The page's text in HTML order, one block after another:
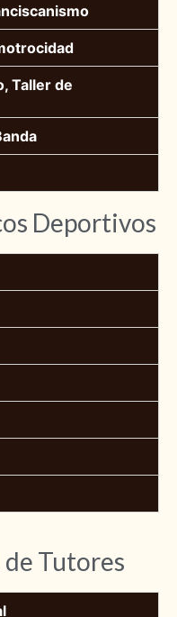
Taller de
Deportivos
Tutores